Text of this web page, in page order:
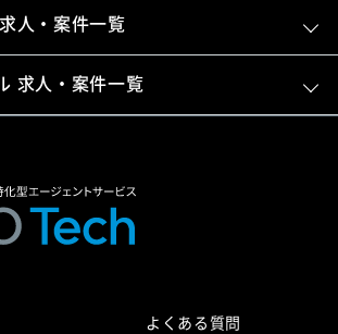
人・案件一覧
求人・案件一覧
よくある質問